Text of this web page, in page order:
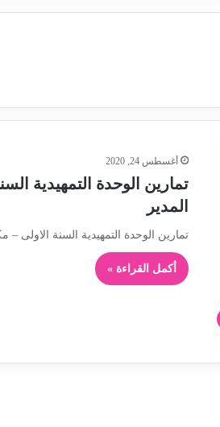
أغسطس 24, 2020
تمارين الوحدة التمهيدية
المدير
تمارين الوحدة التمهيدية السنة الاولى –
أكمل القراءة »